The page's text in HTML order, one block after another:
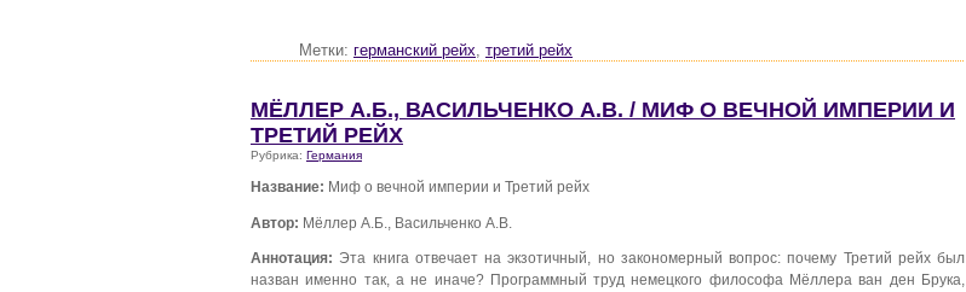
Метки: германский рейх, третий рейх
МЁЛЛЕР А.Б., ВАСИЛЬЧЕНКО А.В. / МИФ О ВЕЧНОЙ ИМПЕРИИ И
ТРЕТИЙ РЕЙХ
Рубрика: Германия
Название: Миф о вечной империи и Третий рейх
Автор: Мёллер А.Б., Васильченко А.В.
Аннотация: Эта книга отвечает на экзотичный, но закономерный вопрос: почему Третий рейх был
назван именно так, а не иначе? Программный труд немецкого философа Мёллера ван ден Брука,